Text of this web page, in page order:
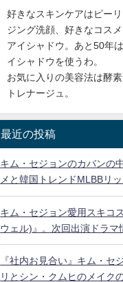
好きなスキンケアはピー
ジング洗顔、好きなコス
アイシャドウ。あと50年
イシャドウを使うわ。
お気に入りの美容法は酵
トレナージュ。
最近の投稿
キム・セジョンのカバンの
メと韓国トレンドMLBBリッ
キム・セジョン愛用スキコ
ウェル)』。次回出演ドラマ
『社内お見合い』キム・セ
リとシン・クムヒのメイク